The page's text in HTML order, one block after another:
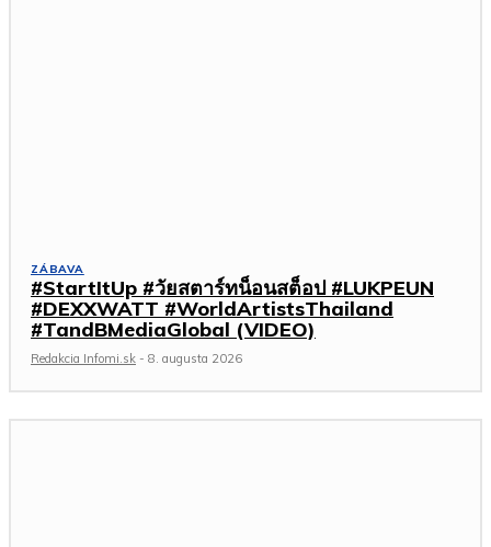
ZÁBAVA
#StartItUp #วัยสตาร์ทน็อนสต็อป #LUKPEUN
#DEXXWATT #WorldArtistsThailand
#TandBMediaGlobal (VIDEO)
Redakcia Infomi.sk - 8. augusta 2026